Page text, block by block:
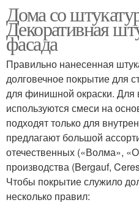
Дома со
Декоративная
фасада
Правильно нанесенная
долговечное покрытие для
для финишной окраски. Для
используются смеси на
подходят только для
предлагают большой
отечественных («Волма»,
производства (Bergauf,
Чтобы покрытие служило
несколько правил: